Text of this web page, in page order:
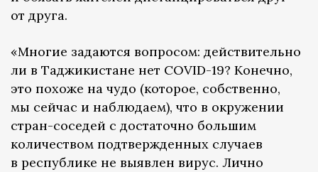
от друга.
«Многие задаются вопросом: действительно
ли в Таджикистане нет COVID-19? Конечно,
это похоже на чудо (которое, собственно,
мы сейчас и наблюдаем), что в окружении
стран-соседей с достаточно большим
количеством подтвержденных случаев
в республике не выявлен вирус. Лично